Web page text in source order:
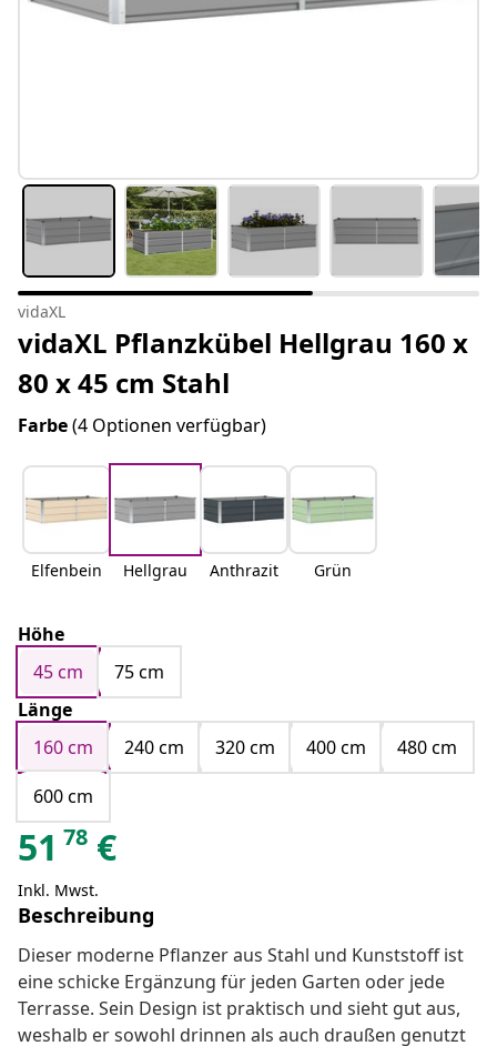
vidaXL
vidaXL Pflanzkübel Hellgrau 160 x
80 x 45 cm Stahl
Farbe(4 Optionen verfügbar)
Elfenbein Hellgrau Anthrazit Grün
Höhe
45 cm
75 cm
Länge
160 cm
240 cm 320 cm 400 cm
480 cm
600 cm
51 78 €
Inkl. Mwst.
Beschreibung
Dieser moderne Pflanzer aus Stahl und Kunststoff ist
eine schicke Ergänzung für jeden Garten oder jede
Terrasse. Sein Design ist praktisch und sieht gut aus,
weshalb er sowohl drinnen als auch draußen genutzt